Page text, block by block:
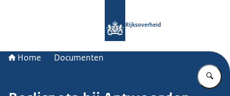
Rijksoverheid
Home Documenten